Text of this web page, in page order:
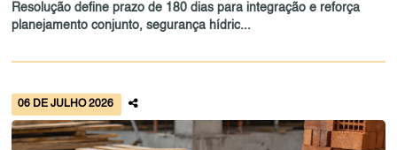
Resolução define prazo de 180 dias para integração e reforça
planejamento conjunto, segurança hídric...
06 DE JULHO 2026